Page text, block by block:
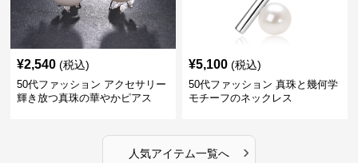
¥2,540 (税込)
50代ファッション アクセサリー
輝き放つ真珠の華やかピアス
¥5,100 (税込)
50代ファッション 真珠と幾何学
モチーフのネックレス
人気アイテム一覧へ ›